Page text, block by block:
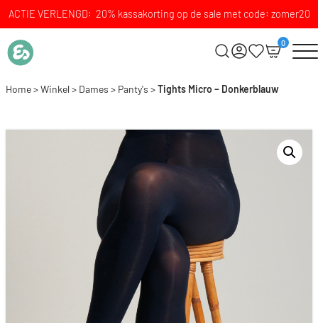
ACTIE VERLENGD: 20% kassakorting op de sale met code: zomer20
0
Home>Winkel> Dames > Panty's >Tights Micro – Donkerblauw